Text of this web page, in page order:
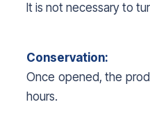
It is not necessary to
Conservation:
Once opened, the
hours.